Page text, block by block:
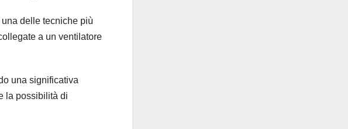
una delle tecniche più
a un ventilatore
una significativa
la possibilità di